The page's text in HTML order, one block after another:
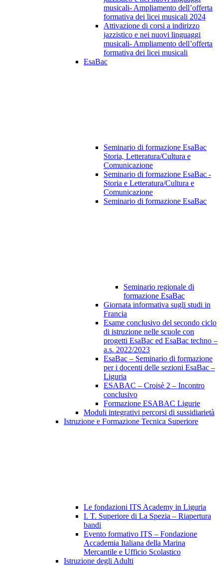
musicali- Ampliamento dell’offerta
formativa dei licei musicali 2024
Attivazione di corsi a indirizzo
jazzistico e nei nuovi linguaggi
musicali- Ampliamento dell’offerta
formativa dei licei musicali
EsaBac
Seminario di formazione EsaBac
Storia, Letteratura/Cultura e
Comunicazione
Seminario di formazione EsaBac -
Storia e Letteratura/Cultura e
Comunicazione
Seminario di formazione EsaBac
Seminario regionale di
formazione EsaBac
Giornata informativa sugli studi in
Francia
Esame conclusivo del secondo ciclo
di istruzione nelle scuole con
progetti EsaBac ed EsaBac techno –
a.s. 2022/2023
EsaBac – Seminario di formazione
per i docenti delle sezioni EsaBac –
Liguria
ESABAC – Croisè 2 – Incontro
conclusivo
Formazione ESABAC Ligurie
Moduli integrativi percorsi di sussidiarietà
Istruzione e Formazione Tecnica Superiore
Le fondazioni ITS Academy in Liguria
I. T. Superiore di La Spezia – Riapertura
bandi
Evento formativo ITS – Fondazione
Accademia Italiana della Marina
Mercantile e Ufficio Scolastico
Istruzione degli Adulti